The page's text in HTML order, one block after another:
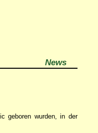
News
geboren wurden, in der